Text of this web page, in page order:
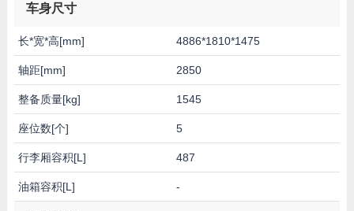
车身尺寸
长*宽*高[mm] 4886*1810*1475
轴距[mm] 2850
整备质量[kg] 1545
座位数[个] 5
行李厢容积[L] 487
油箱容积[L] -